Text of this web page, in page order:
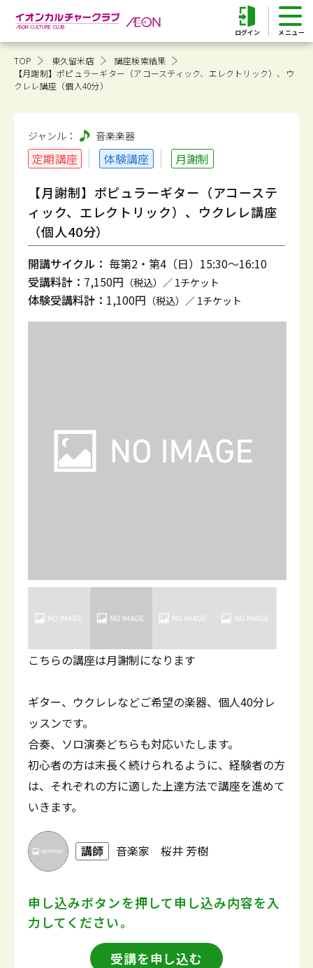
ログイン
TOP 東久留米店
講座検索結果
【月謝制】ポピュラーギター（アコースティック、エレクトリック）、ウ
クレレ講座（個人40分）
ジャンル： 音楽楽器
定期講座 体験講座 月謝制
【月謝制】ポピュラーギター（アコーステ
ィック、エレクトリック）、ウクレレ講座
（個人40分）
開講サイクル： 毎第2・第4（日）15:30～16:10
受講料計： 7,150円 （税込）／ 1チケット
体験受講料計： 1,100円 （税込）／ 1チケット
こちらの講座は月謝制になります
ギター、ウクレレなどご希望の楽器、個人40分レ
ッスンです。
合奏、ソロ演奏どちらも対応いたします。
初心者の方は末長く続けられるように、経験者の方
は、それぞれの方に適した上達方法で講座を進めて
いきます。
講師 音楽家 桜井 芳樹
申し込みボタンを押して申し込み内容を入
力してください。
受講を申し込む